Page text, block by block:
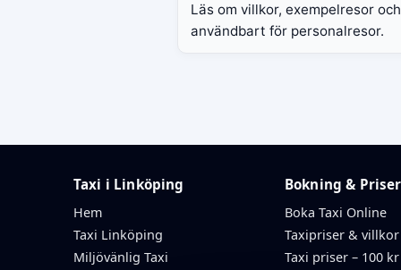
Läs om villkor, exempelresor
användbart för personalresor.
Taxi i Linköping
Hem
Taxi Linköping
Miljövänlig Taxi
Bokning & Priser
Boka Taxi Online
Taxipriser & villkor
Taxi priser – 100 kr